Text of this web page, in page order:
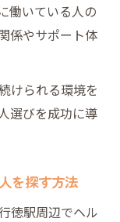
働いている人の
係やサポート体
けられる環境を
選びを成功に導
を探す方法
徳駅周辺でヘル